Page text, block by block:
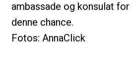
ambassade og konsulat
denne chance.
Fotos: AnnaClick